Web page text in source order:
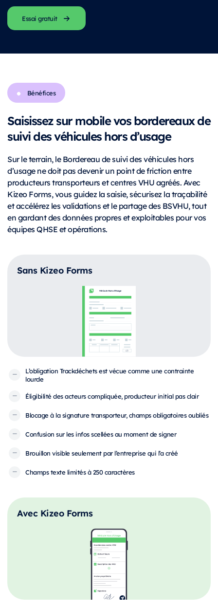
Essai gratuit
Bénéfices
Saisissez sur mobile vos bordereaux de
suivi des véhicules hors d’usage
Sur le terrain, le Bordereau de suivi des véhicules hors
d’usage ne doit pas devenir un point de friction entre
producteurs transporteurs et centres VHU agréés. Avec
Kizeo Forms, vous guidez la saisie, sécurisez la traçabilité
et accélérez les validations et le partage des BSVHU, tout
en gardant des données propres et exploitables pour vos
équipes QHSE et opérations.
Sans Kizeo Forms
L’obligation Trackdéchets est vécue comme une contrainte
lourde
Éligibilité des acteurs compliquée, producteur initial pas clair
Blocage à la signature transporteur, champs obligatoires oubliés
Confusion sur les infos scellées au moment de signer
Brouillon visible seulement par l’entreprise qui l’a créé
Champs texte limités à 250 caractères
Avec Kizeo Forms